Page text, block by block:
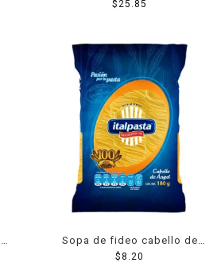
$25.85
Sopa de fideo cabello de
ángel Italpasta 180 g
$ 8.20